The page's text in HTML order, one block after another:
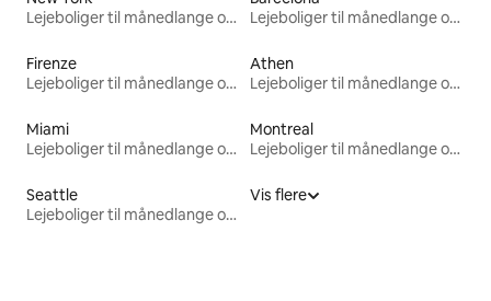
Lejeboliger til månedlange ophold
Lejeboliger til månedlange ophold
Firenze
Lejeboliger til månedlange ophold
Athen
Lejeboliger til månedlange ophold
Miami
Lejeboliger til månedlange ophold
Montreal
Lejeboliger til månedlange ophold
Seattle
Lejeboliger til månedlange ophold
Vis flere